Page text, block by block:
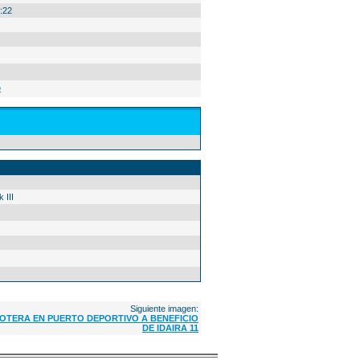
III
Siguiente imagen:
EN PUERTO DEPORTIVO A BENEFICIO
DE IDAIRA 11